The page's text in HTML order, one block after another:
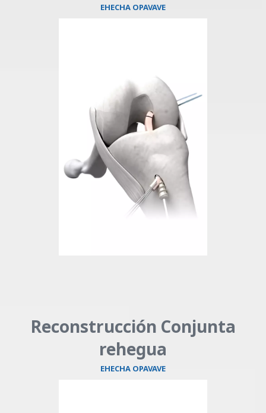
EHECHA OPAVAVE
Reconstrucción Conjunta
rehegua
EHECHA OPAVAVE